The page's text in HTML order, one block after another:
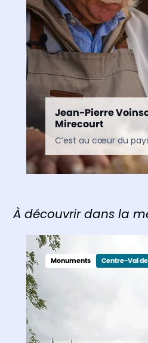
Jean-Pierre
Mirecourt
À découvrir dans la
Monuments Centre-Val